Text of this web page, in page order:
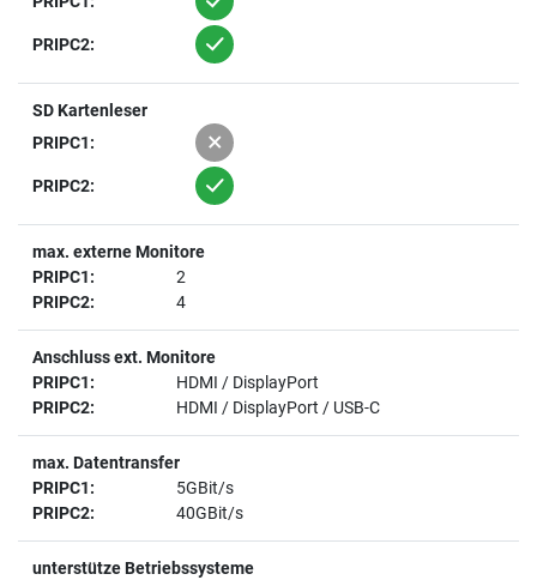
1
SD Kartenleser
1
1
max. externe Monitore
2
4
Anschluss ext. Monitore
HDMI / DisplayPort
HDMI / DisplayPort / USB-C
max. Datentransfer
5GBit/s
40GBit/s
unterstütze Betriebssysteme